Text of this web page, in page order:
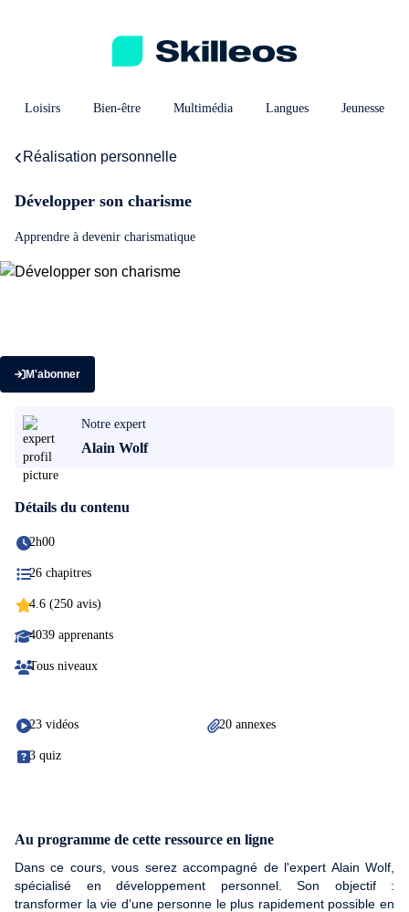
Loisirs Bien-être Multimédia Langues Jeunesse
Réalisation personnelle
Développer son charisme
Apprendre à devenir charismatique
M'abonner
Notre expert
Alain Wolf
Détails du contenu
2h00
26 chapitres
4.6 (250 avis)
4039 apprenants
Tous niveaux
23 vidéos 20 annexes
3 quiz
Au programme de cette ressource en ligne
Dans ce cours, vous serez accompagné de l'expert Alain Wolf,
spécialisé en développement personnel. Son objectif :
transformer la vie d’une personne le plus rapidement possible en